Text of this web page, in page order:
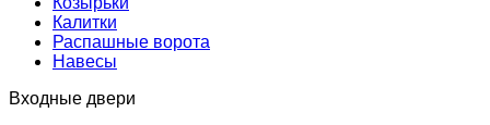
Калитки
Распашные ворота
Навесы
Входные двери